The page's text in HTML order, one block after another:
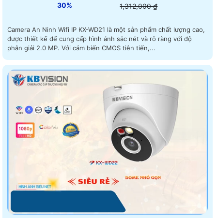
30% 1,312,000 ₫
Camera An Ninh Wifi IP KX-WD21 là một sản phẩm chất lượng cao,
được thiết kế để cung cấp hình ảnh sắc nét và rõ ràng với độ
phân giải 2.0 MP. Với cảm biến CMOS tiên tiến,...